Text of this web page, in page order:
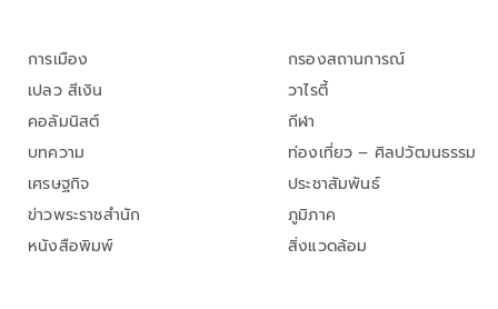
การเมือง
เปลว สีเงิน
คอลัมนิสต์
บทความ
เศรษฐกิจ
ข่าวพระราชสำนัก
หนังสือพิมพ์
กรองสถานการณ์
วาไรตี้
กีฬา
ท่องเที่ยว – ศิลปวัฒนธรรม
ประชาสัมพันธ์
ภูมิภาค
สิ่งแวดล้อม